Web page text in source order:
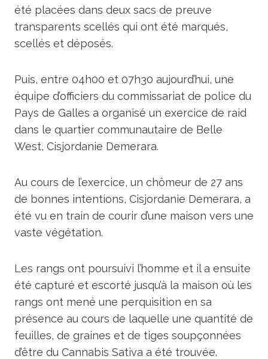
été placées dans deux sacs de preuve
transparents scellés qui ont été marqués,
scellés et déposés.
Puis, entre 04h00 et 07h30 aujourd’hui, une
équipe d’officiers du commissariat de police du
Pays de Galles a organisé un exercice de raid
dans le quartier communautaire de Belle
West, Cisjordanie Demerara.
Au cours de l’exercice, un chômeur de 27 ans
de bonnes intentions, Cisjordanie Demerara, a
été vu en train de courir d’une maison vers une
vaste végétation.
Les rangs ont poursuivi l’homme et il a ensuite
été capturé et escorté jusqu’à la maison où les
rangs ont mené une perquisition en sa
présence au cours de laquelle une quantité de
feuilles, de graines et de tiges soupçonnées
d’être du Cannabis Sativa a été trouvée.